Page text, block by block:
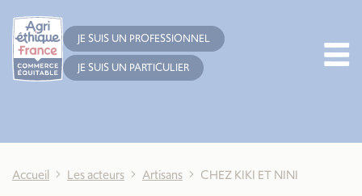
JE SUIS UN PROFESSIONNEL
JE SUIS UN PARTICULIER
Accueil Les acteurs Artisans CHEZ KIKI ET NINI